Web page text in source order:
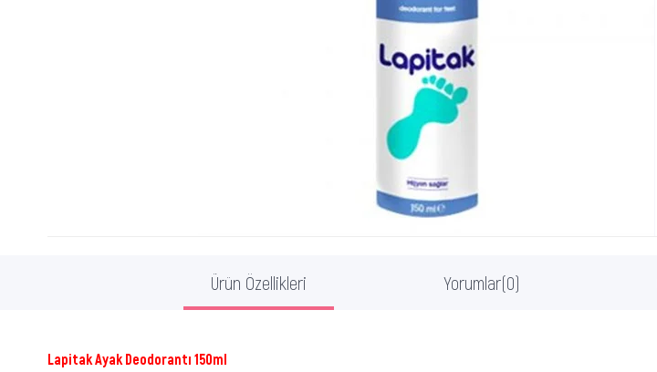
Ürün Özellikleri Yorumlar(0)
Lapitak Ayak Deodorantı 150ml